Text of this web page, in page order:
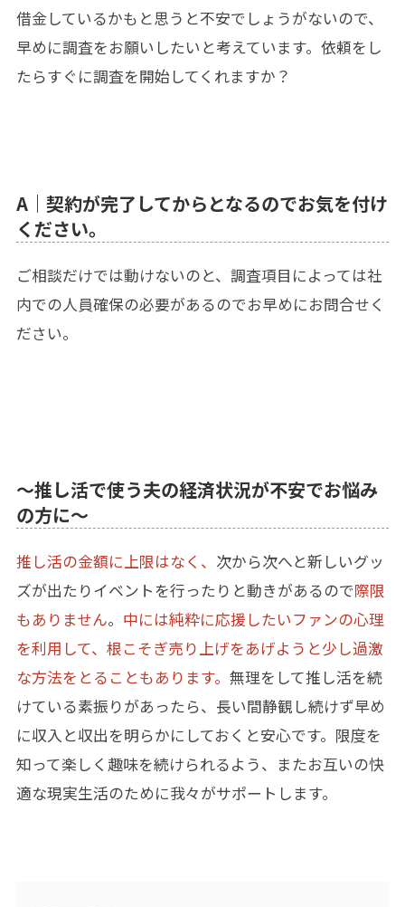
借金しているかもと思うと不安でしょうがないので、
早めに調査をお願いしたいと考えています。依頼をし
たらすぐに調査を開始してくれますか？
A｜契約が完了してからとなるのでお気を付け
ください。
ご相談だけでは動けないのと、調査項目によっては社
内での人員確保の必要があるのでお早めにお問合せく
ださい。
～推し活で使う夫の経済状況が不安でお悩み
の方に～
推し活の金額に上限はなく、 次から次へと新しいグッ
ズが出たりイベントを行ったりと動きがあるので際限
もありません。 中には純粋に応援したいファンの心理
を利用して、根こそぎ売り上げをあげようと少し過激
な方法をとることもあります。 無理をして推し活を続
けている素振りがあったら、長い間静観し続けず早め
に収入と収出を明らかにしておくと安心です。限度を
知って楽しく趣味を続けられるよう、またお互いの快
適な現実生活のために我々がサポートします。